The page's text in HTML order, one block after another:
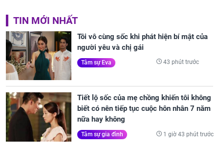
TIN MỚI NHẤT
Tôi vô cùng sốc khi phát hiện bí mật của
người yêu và chị gái
Tâm sự Eva 43 phút trước
Tiết lộ sốc của mẹ chồng khiến tôi không
biết có nên tiếp tục cuộc hôn nhân 7 năm
nữa hay không
Tâm sự gia đình 1 giờ 43 phút trước